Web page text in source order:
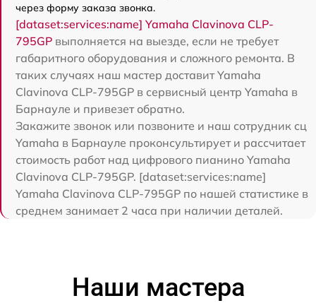
через форму заказа звонка.
[dataset:services:name] Yamaha Clavinova CLP-
795GP выполняется на выезде, если не требует
габаритного оборудования и сложного ремонта. В
таких случаях наш мастер доставит Yamaha
Clavinova CLP-795GP в сервисный центр Yamaha в
Барнауле и привезет обратно.
Закажите звонок или позвоните и наш сотрудник сц
Yamaha в Барнауле проконсультирует и рассчитает
стоимость работ над цифрового пианино Yamaha
Clavinova CLP-795GP. [dataset:services:name]
Yamaha Clavinova CLP-795GP по нашей статистике в
среднем занимает 2 часа при наличии деталей.
Наши мастера